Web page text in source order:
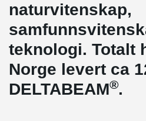
naturvitenskap,
teknologi. Totalt
Norge levert ca
DELTABEAM®.